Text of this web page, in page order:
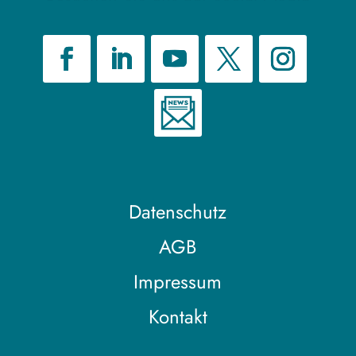
Datenschutz
AGB
Impressum
Kontakt